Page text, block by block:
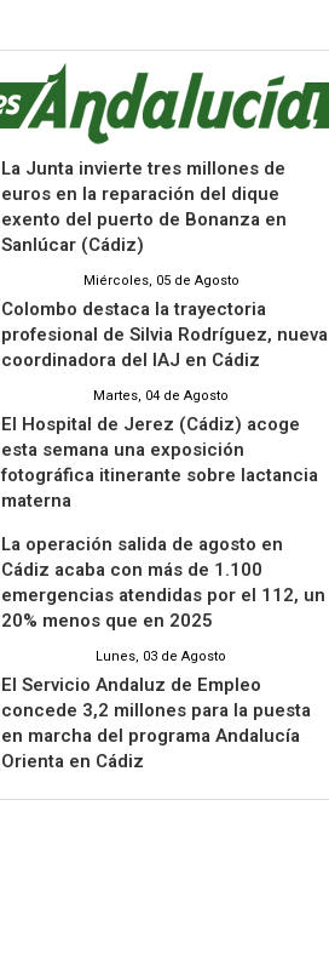
La Junta invierte tres millones de
euros en la reparación del dique
exento del puerto de Bonanza en
Sanlúcar (Cádiz)
Miércoles, 05 de Agosto
Colombo destaca la trayectoria
profesional de Silvia Rodríguez, nueva
coordinadora del IAJ en Cádiz
Martes, 04 de Agosto
El Hospital de Jerez (Cádiz) acoge
esta semana una exposición
fotográfica itinerante sobre lactancia
materna
La operación salida de agosto en
Cádiz acaba con más de 1.100
emergencias atendidas por el 112, un
20% menos que en 2025
Lunes, 03 de Agosto
El Servicio Andaluz de Empleo
concede 3,2 millones para la puesta
en marcha del programa Andalucía
Orienta en Cádiz